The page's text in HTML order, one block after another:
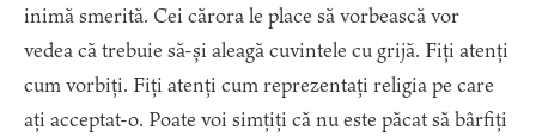
inimă smerită. Cei cărora le place să vorbească vor
vedea că trebuie să-și aleagă cuvintele cu grijă. Fiți atenți
cum vorbiți. Fiți atenți cum reprezentați religia pe care
ați acceptat-o. Poate voi simțiți că nu este păcat să bârfiți